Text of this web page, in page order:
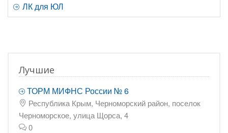
ЛК для ЮЛ
Лучшие
ТОРМ МИФНС России № 6
Республика Крым, Черноморский район, поселок
Черноморское, улица Щорса, 4
0